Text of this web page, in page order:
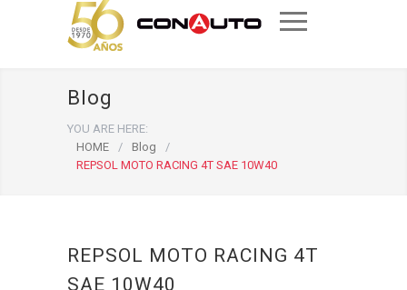
Blog
YOU ARE HERE:
HOME
/ Blog
/
REPSOL MOTO RACING 4T SAE 10W40
REPSOL MOTO RACING 4T
SAE 10W40